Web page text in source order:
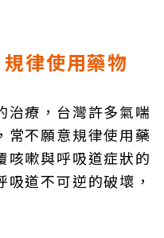
律使用藥物
治療，台灣許多氣喘
常不願意規律使用藥
咳嗽與呼吸道症狀的
道不可逆的破壞，